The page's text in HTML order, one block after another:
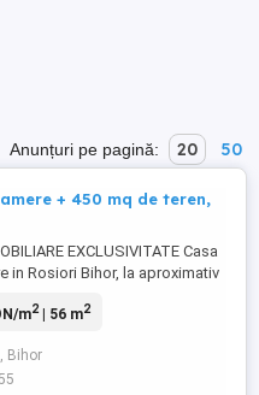
Anunțuri pe pagină: 20 50
+ 450 mq de teren,
EXCLUSIVITATE Casa
in Rosiori Bihor, la aproximativ
un teren de 450 mp si o
astfel: 3 camere hol
curent, canalizare.
m2| 56 m2
Bihor